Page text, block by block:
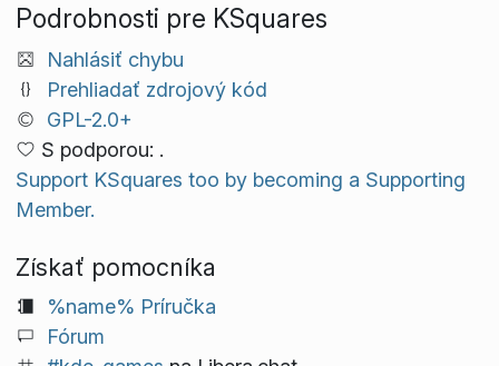
Podrobnosti pre KSquares
Nahlásiť chybu
Prehliadať zdrojový kód
GPL-2.0+
S podporou: .
Support KSquares too by becoming a Supporting
Member.
Získať pomocníka
%name% Príručka
Fórum